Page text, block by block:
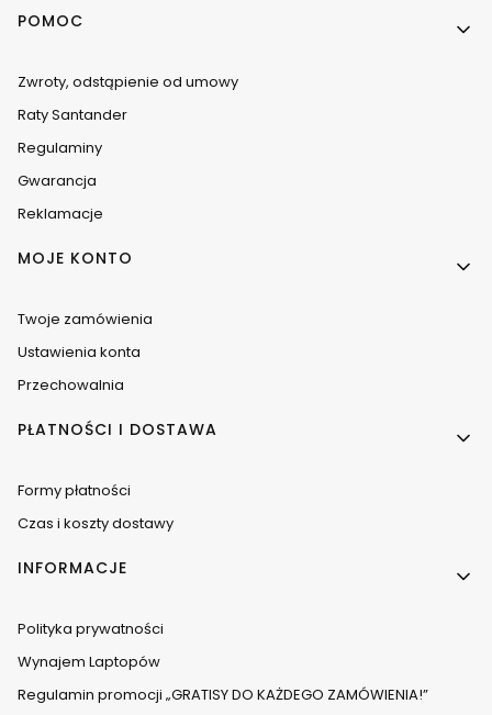
Linki w stopce
POMOC
Zwroty, odstąpienie od umowy
Raty Santander
Regulaminy
Gwarancja
Reklamacje
MOJE KONTO
Twoje zamówienia
Ustawienia konta
Przechowalnia
PŁATNOŚCI I DOSTAWA
Formy płatności
Czas i koszty dostawy
INFORMACJE
Polityka prywatności
Wynajem Laptopów
Regulamin promocji „GRATISY DO KAŻDEGO ZAMÓWIENIA!”